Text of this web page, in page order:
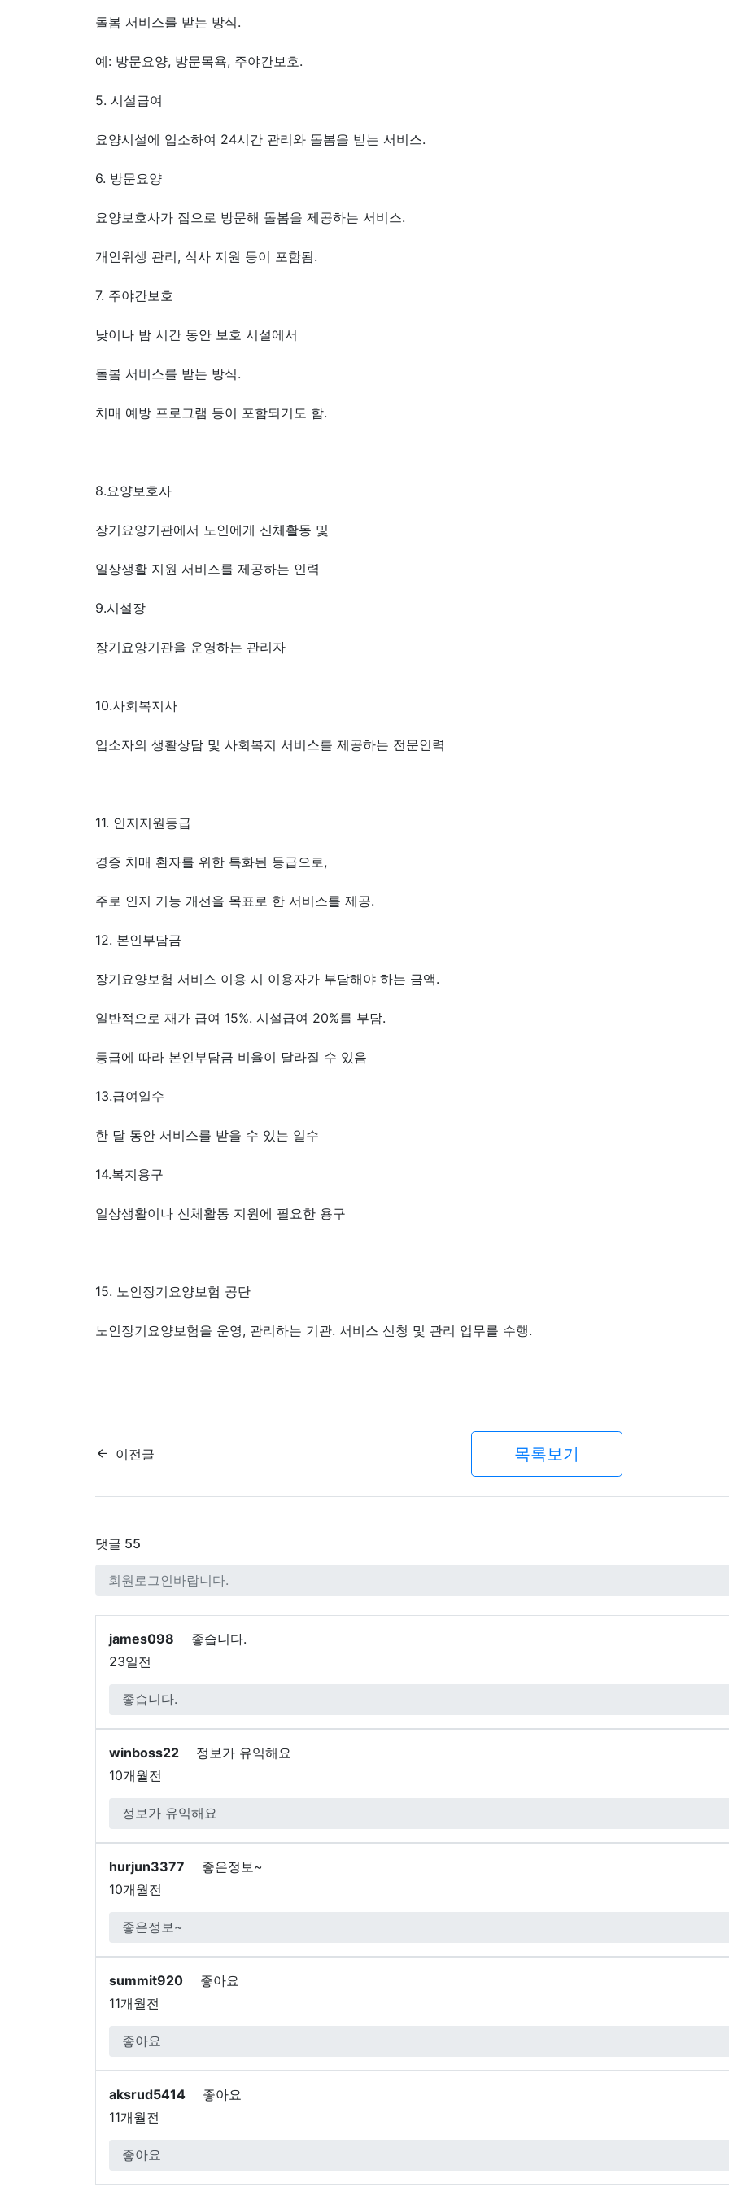
돌봄 서비스를 받는 방식.
예: 방문요양, 방문목욕, 주야간보호.
5. 시설급여
요양시설에 입소하여 24시간 관리와 돌봄을 받는 서비스.
6. 방문요양
요양보호사가 집으로 방문해 돌봄을 제공하는 서비스.
개인위생 관리, 식사 지원 등이 포함됨.
7. 주야간보호
낮이나 밤 시간 동안 보호 시설에서
돌봄 서비스를 받는 방식.
치매 예방 프로그램 등이 포함되기도 함.
8.요양보호사
장기요양기관에서 노인에게 신체활동 및
일상생활 지원 서비스를 제공하는 인력
9.시설장
장기요양기관을 운영하는 관리자
10.사회복지사
입소자의 생활상담 및 사회복지 서비스를 제공하는 전문인력
11. 인지지원등급
경증 치매 환자를 위한 특화된 등급으로,
주로 인지 기능 개선을 목표로 한 서비스를 제공.
12. 본인부담금
장기요양보험 서비스 이용 시 이용자가 부담해야 하는 금액.
일반적으로 재가 급여 15%. 시설급여 20%를 부담.
등급에 따라 본인부담금 비율이 달라질 수 있음
13.급여일수
한 달 동안 서비스를 받을 수 있는 일수
14.복지용구
일상생활이나 신체활동 지원에 필요한 용구
15. 노인장기요양보험 공단
노인장기요양보험을 운영, 관리하는 기관. 서비스 신청 및 관리 업무를 수행.
이전글 목록보기
댓글 55
james098
좋습니다.
23일전
winboss22
정보가 유익해요
10개월전
hurjun3377
좋은정보~
10개월전
summit920
좋아요
11개월전
aksrud5414
좋아요
11개월전